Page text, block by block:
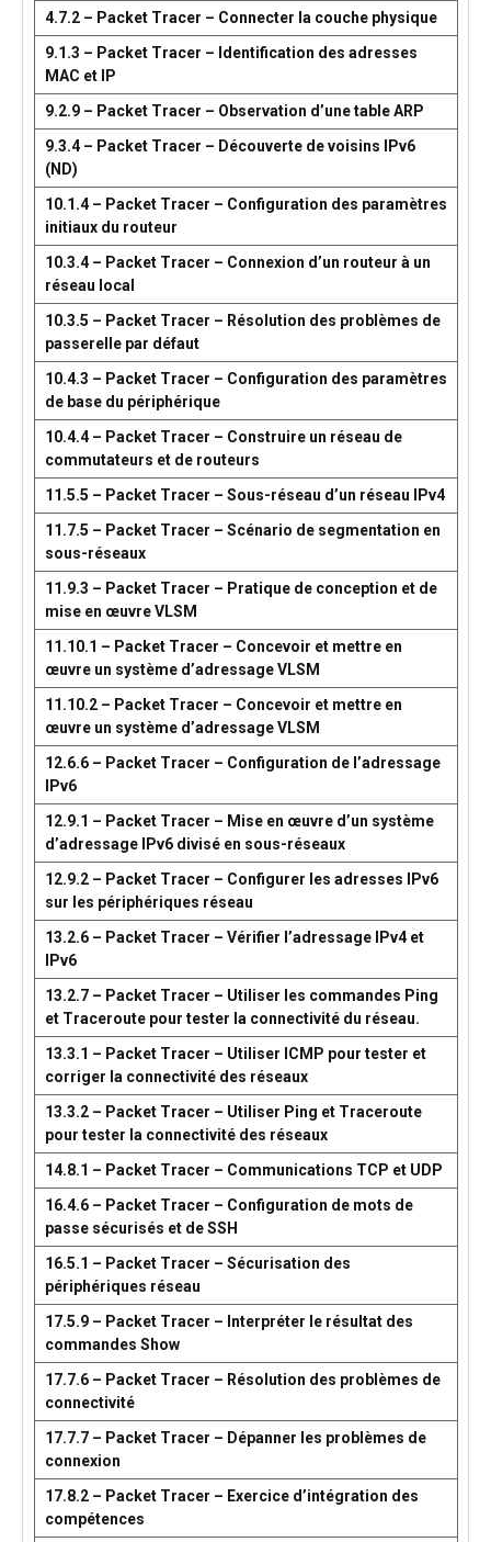
4.7.2 – Packet Tracer – Connecter la couche physique
9.1.3 – Packet Tracer – Identification des adresses
MAC et IP
9.2.9 – Packet Tracer – Observation d’une table ARP
9.3.4 – Packet Tracer – Découverte de voisins IPv6
(ND)
10.1.4 – Packet Tracer – Configuration des paramètres
initiaux du routeur
10.3.4 – Packet Tracer – Connexion d’un routeur à un
réseau local
10.3.5 – Packet Tracer – Résolution des problèmes de
passerelle par défaut
10.4.3 – Packet Tracer – Configuration des paramètres
de base du périphérique
10.4.4 – Packet Tracer – Construire un réseau de
commutateurs et de routeurs
11.5.5 – Packet Tracer – Sous-réseau d’un réseau IPv4
11.7.5 – Packet Tracer – Scénario de segmentation en
sous-réseaux
11.9.3 – Packet Tracer – Pratique de conception et de
mise en œuvre VLSM
11.10.1 – Packet Tracer – Concevoir et mettre en
œuvre un système d’adressage VLSM
11.10.2 – Packet Tracer – Concevoir et mettre en
œuvre un système d’adressage VLSM
12.6.6 – Packet Tracer – Configuration de l’adressage
IPv6
12.9.1 – Packet Tracer – Mise en œuvre d’un système
d’adressage IPv6 divisé en sous-réseaux
12.9.2 – Packet Tracer – Configurer les adresses IPv6
sur les périphériques réseau
13.2.6 – Packet Tracer – Vérifier l’adressage IPv4 et
IPv6
13.2.7 – Packet Tracer – Utiliser les commandes Ping
et Traceroute pour tester la connectivité du réseau.
13.3.1 – Packet Tracer – Utiliser ICMP pour tester et
corriger la connectivité des réseaux
13.3.2 – Packet Tracer – Utiliser Ping et Traceroute
pour tester la connectivité des réseaux
14.8.1 – Packet Tracer – Communications TCP et UDP
16.4.6 – Packet Tracer – Configuration de mots de
passe sécurisés et de SSH
16.5.1 – Packet Tracer – Sécurisation des
périphériques réseau
17.5.9 – Packet Tracer – Interpréter le résultat des
commandes Show
17.7.6 – Packet Tracer – Résolution des problèmes de
connectivité
17.7.7 – Packet Tracer – Dépanner les problèmes de
connexion
17.8.2 – Packet Tracer – Exercice d’intégration des
compétences